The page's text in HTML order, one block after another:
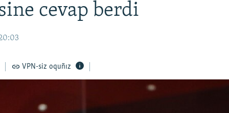
cevap berdi
VPN-siz oquñız